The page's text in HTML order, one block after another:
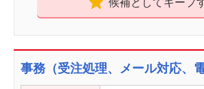
事務（受注処理、メール対応、電